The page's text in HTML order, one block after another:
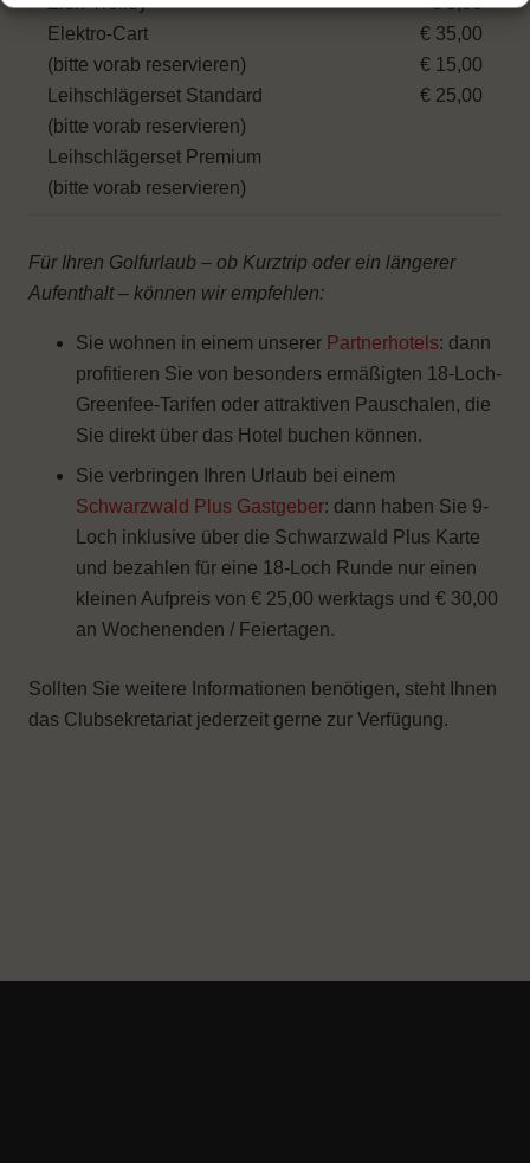
Elektro-Cart
(bitte vorab reservieren)
Leihschlägerset Standard
(bitte vorab reservieren)
Leihschlägerset Premium
(bitte vorab reservieren)
€ 35,00
€ 15,00
€ 25,00
Für Ihren Golfurlaub – ob Kurztrip oder ein längerer
Aufenthalt – können wir empfehlen:
Sie wohnen in einem unserer Partnerhotels: dann
profitieren Sie von besonders ermäßigten 18-Loch-
Greenfee-Tarifen oder attraktiven Pauschalen, die
Sie direkt über das Hotel buchen können.
Sie verbringen Ihren Urlaub bei einem
Schwarzwald Plus Gastgeber: dann haben Sie 9-
Loch inklusive über die Schwarzwald Plus Karte
und bezahlen für eine 18-Loch Runde nur einen
kleinen Aufpreis von € 25,00 werktags und € 30,00
an Wochenenden / Feiertagen.
Sollten Sie weitere Informationen benötigen, steht Ihnen
das Clubsekretariat jederzeit gerne zur Verfügung.